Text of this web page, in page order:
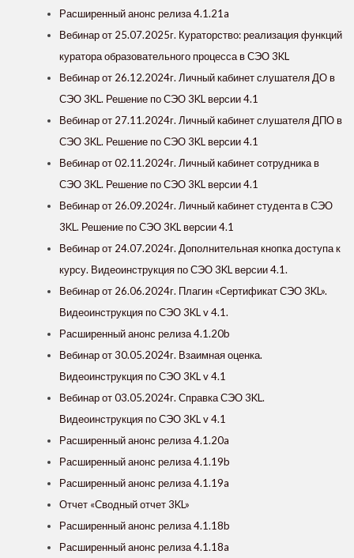
Расширенный анонс релиза 4.1.21a
Вебинар от 25.07.2025г. Кураторство: реализация функций
куратора образовательного процесса в СЭО 3KL
Вебинар от 26.12.2024г. Личный кабинет слушателя ДО в
СЭО 3KL. Решение по СЭО 3KL версии 4.1
Вебинар от 27.11.2024г. Личный кабинет слушателя ДПО в
СЭО 3KL. Решение по СЭО 3KL версии 4.1
Вебинар от 02.11.2024г. Личный кабинет сотрудника в
СЭО 3KL. Решение по СЭО 3KL версии 4.1
Вебинар от 26.09.2024г. Личный кабинет студента в СЭО
3KL. Решение по СЭО 3KL версии 4.1
Вебинар от 24.07.2024г. Дополнительная кнопка доступа к
курсу. Видеоинструкция по СЭО 3KL версии 4.1.
Вебинар от 26.06.2024г. Плагин «Сертификат СЭО 3KL».
Видеоинструкция по СЭО 3KL v 4.1.
Расширенный анонс релиза 4.1.20b
Вебинар от 30.05.2024г. Взаимная оценка.
Видеоинструкция по СЭО 3KL v 4.1
Вебинар от 03.05.2024г. Справка СЭО 3KL.
Видеоинструкция по СЭО 3KL v 4.1
Расширенный анонс релиза 4.1.20a
Расширенный анонс релиза 4.1.19b
Расширенный анонс релиза 4.1.19a
Отчет «Сводный отчет 3KL»
Расширенный анонс релиза 4.1.18b
Расширенный анонс релиза 4.1.18a